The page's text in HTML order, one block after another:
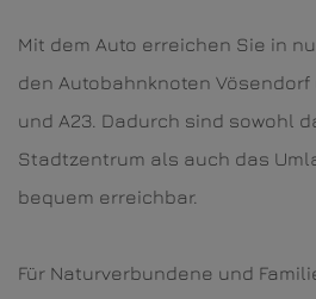
Mit dem Auto erreichen Sie in
den Autobahnknoten Vösendorf
und A23. Dadurch sind sowohl
Stadtzentrum als auch das
bequem erreichbar.
Für Naturverbundene und